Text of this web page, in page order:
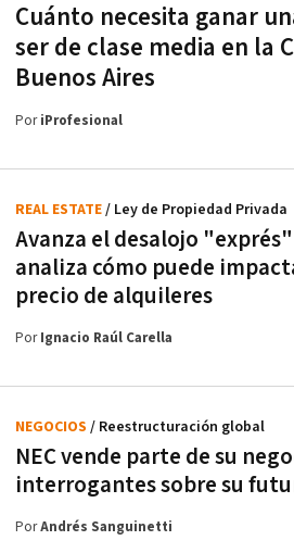
Cuánto necesita ganar
ser de clase media en la
Buenos Aires
PoriProfesional
Avanza el desalojo
analiza cómo puede
precio de alquileres
REAL ESTATE/ Ley de Propiedad Privada
PorIgnacio Raúl Carella
NEC vende parte de su
interrogantes sobre su
NEGOCIOS / Reestructuración global
PorAndrés Sanguinetti